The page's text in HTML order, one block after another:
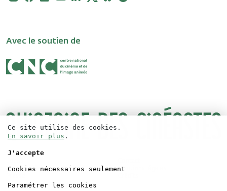
Avec le soutien de
Accréditations
Mentions légales
Ce site utilise des cookies.
En savoir plus .
J'accepte
Cookies nécessaires seulement
Paramétrer les cookies